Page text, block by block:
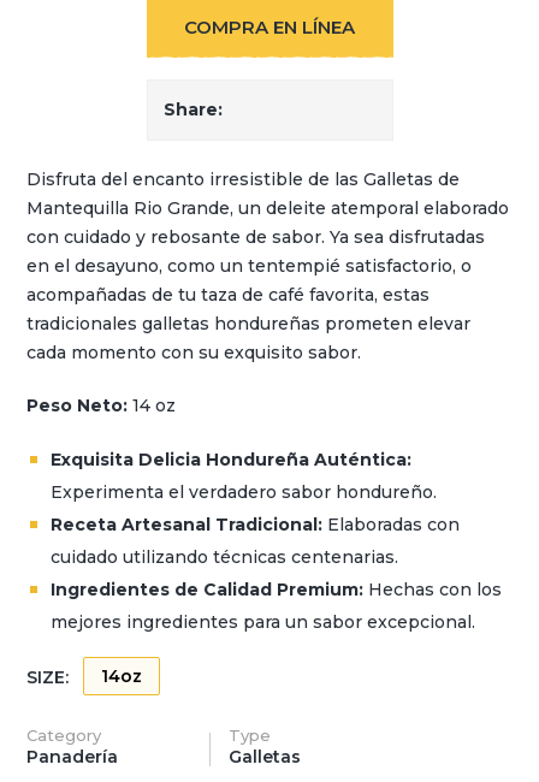
Disfruta del encanto irresistible de las Galletas de
Mantequilla Rio Grande, un deleite atemporal elaborado
con cuidado y rebosante de sabor. Ya sea disfrutadas
en el desayuno, como un tentempié satisfactorio, o
acompañadas de tu taza de café favorita, estas
tradicionales galletas hondureñas prometen elevar
cada momento con su exquisito sabor.
Peso Neto: 14 oz
Exquisita Delicia Hondureña Auténtica:
Experimenta el verdadero sabor hondureño.
Receta Artesanal Tradicional: Elaboradas con
cuidado utilizando técnicas centenarias.
Ingredientes de Calidad Premium: Hechas con los
mejores ingredientes para un sabor excepcional.
SIZE: 14oz
Category
Panadería
Type
Galletas
COMPRA EN LÍNEA
Share: